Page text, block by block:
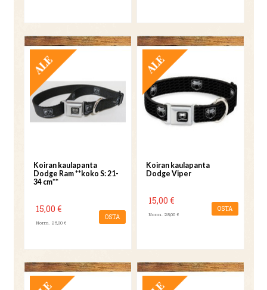
TARJOUS
Koiran kaulapanta
Dodge Ram **koko S: 21-
34 cm**
15,00 €
Norm. 25,00 €
OSTA
TARJOUS
Koiran kaulapanta
Dodge Viper
15,00 €
Norm. 28,00 €
OSTA
TARJOUS TARJOUS